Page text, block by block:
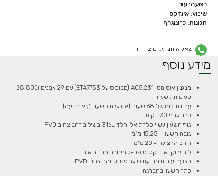
רצועה: עור
שיבוץ: אינדקס
תכונות: כרונוגרף
שאל אותנו על מוצר זה
מידע נוסף
מנגנון אוטומטי A05.231 (מבוסס על ETA7753) עם 29 אבנים ו28,800
פעימות לשעה
עתודת כוח של 68 שעות (אנרגיית השעון ללא תנועה)
כרונוגרף 30 דקות
גוף השעון עשוי פלדת אל-חלד 316L בשילוב זהב צהוב PVD
גובה השעון - 15.25 מ"מ
רוחב הרצועה - 20 מ"מ
לוח ירוק, אינדקס סופר-לומינובה מחזיר אור
רצועת עור חומה עם סוגר פטנט זהב צהוב PVD
כתר השעון בהברגה